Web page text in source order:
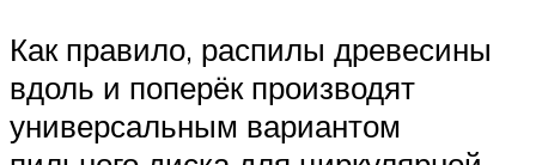
Как правило, распилы древесины
вдоль и поперёк производят
универсальным вариантом